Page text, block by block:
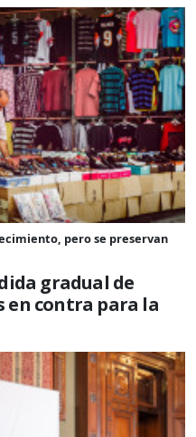
pero se preservan
gradual de
en contra para la